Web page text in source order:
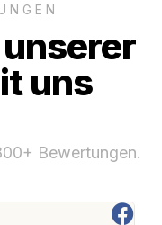
uns
Bewertungen.